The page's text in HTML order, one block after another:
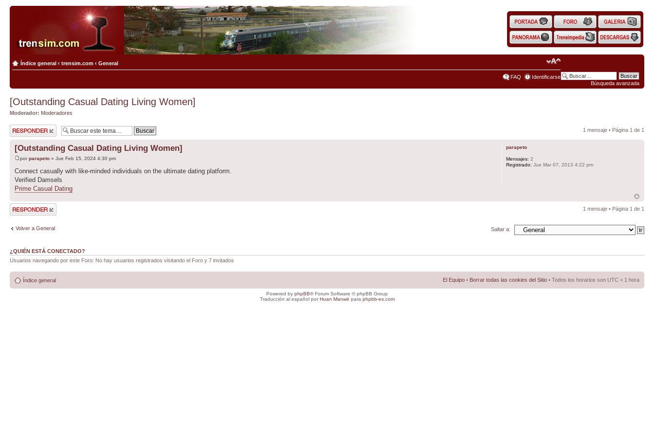
Búsqueda avanzada
Índice general ‹ trensim.com ‹ General
FAQ Identificarse
[Outstanding Сasual Dating Living Women]
Moderador: Moderadores
Publicar una
respuesta
1 mensaje • Página 1 de 1
[Outstanding Сasual Dating Living Women]
porparapeto » Jue Feb 15, 2024 4:30 pm
Connect casually with like-minded individuals on the ultimate dating platform.
Verified Damsels
Prime Сasual Dating
parapeto
Mensajes: 2
Registrado: Jue Mar 07, 2013 4:22 pm
Publicar una
respuesta
1 mensaje • Página 1 de 1
Volver a General Saltar a:
¿QUIÉN ESTÁ CONECTADO?
Usuarios navegando por este Foro: No hay usuarios registrados visitando el Foro y 7 invitados
Índice general El Equipo • Borrar todas las cookies del Sitio • Todos los horarios son UTC + 1 hora
Powered by phpBB® Forum Software © phpBB Group
Traducción al español porHuan Manwë para phpbb-es.com